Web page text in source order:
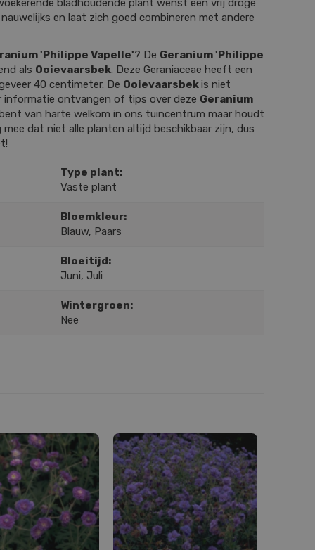
bladhoudende plant wenst een vrij droge
en laat zich goed combineren met andere
'Philippe Vapelle'? De Geranium 'Philippe
als Ooievaarsbek. Deze Geraniaceae heeft een
40 centimeter. De Ooievaarsbekis niet
informatie ontvangen of tips over deze Geranium
van harte welkom in ons tuincentrum maar houdt
dat niet alle planten altijd beschikbaar zijn, dus
Type plant:
Vaste plant
Bloemkleur:
Blauw, Paars
Bloeitijd:
Juni, Juli
Wintergroen:
Nee